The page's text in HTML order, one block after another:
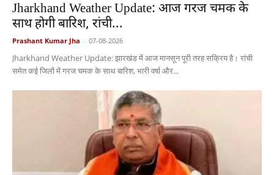
Jharkhand Weather Update: आज गरज चमक के
साथ होगी बारिश, रांची...
Prashant Kumar Jha - 07-08-2026
Jharkhand Weather Update: झारखंड में आज मानसून पूरी तरह सक्रिय है। रांची
समेत कई जिलों में गरज चमक के साथ बारिश, भारी वर्षा और...